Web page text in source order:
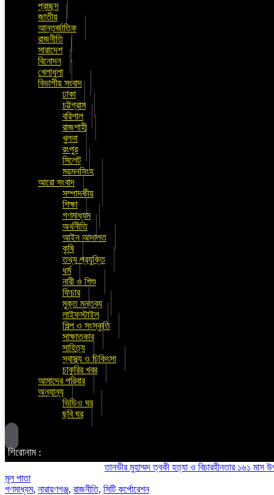
প্রচ্ছদ
জাতীয়
আন্তর্জাতিক
রাজনীতি
সারাদেশ
বিনোদন
খেলাধুলা
বিভাগীয় সংবাদ
ঢাকা
চট্টগ্রাম
বরিশাল
রাজশাহী
খুলনা
রংপুর
সিলেট
ময়মনসিংহ
আরো সংবাদ
সম্পাদকীয়
শিক্ষা
গণমাধ্যম
অর্থনীতি
আইন আদালত
কৃষি
তথ্য প্রযুক্তি
ধর্ম
নারী ও শিশু
ফিচার
মুক্ত মন্তব্য
লাইফস্টাইল
শিল্প ও সংস্কৃতি
সাক্ষাতকার
সাহিত্য
স্বাস্থ্য ও চিকিৎসা
চাকুরির খবর
আমাদের পরিবার
অন্যান্য
ভিডিও ঘর
ছবি ঘর
শিরোনাম :
তানভীর মুহাম্মদ ত্বকী হত্যা ও বিচারহীনতার ১৬১ মাস
মূল পাতা
গণমাধ্যম, নারায়ণগঞ্জ, রাজনীতি, সিটি কর্পোরেশন